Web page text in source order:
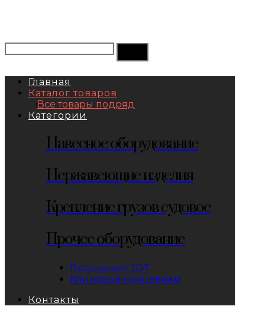
Главная
Каталог товаров
Все товары подряд
Категории
Навесное оборудование
Нержавеющие изделия
Крепление грузов судовое
Прочее оборудование
Продукция JDT
Клиновые концевики
Контакты